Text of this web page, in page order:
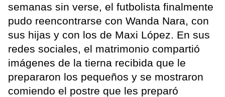
semanas sin verse, el futbolista finalmente
pudo reencontrarse con Wanda Nara, con
sus hijas y con los de Maxi López. En sus
redes sociales, el matrimonio compartió
imágenes de la tierna recibida que le
prepararon los pequeños y se mostraron
comiendo el postre que les preparó